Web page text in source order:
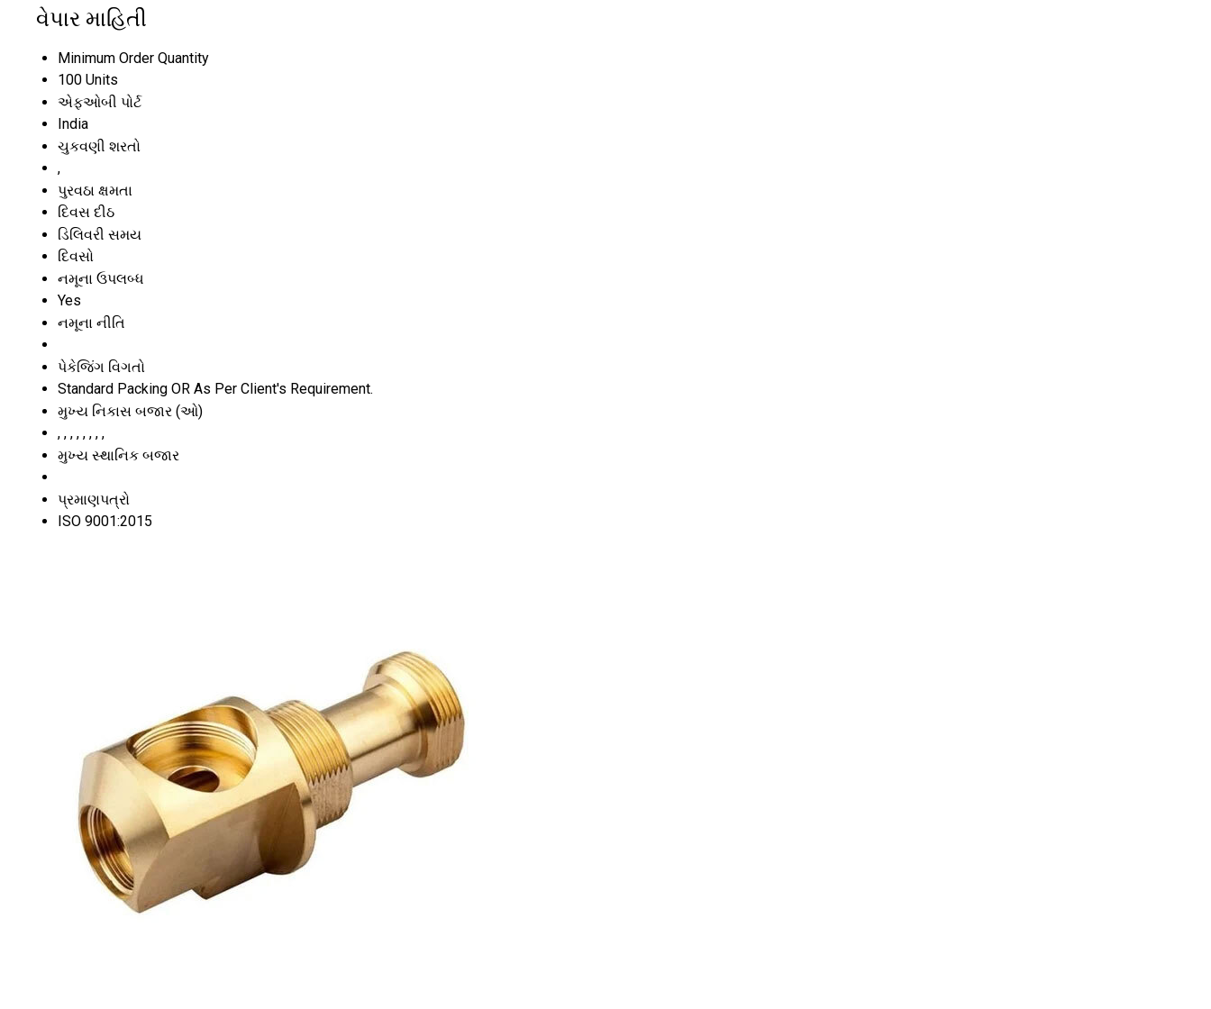
વેપાર માહિતી
Minimum Order Quantity
100 Units
એફઓબી પોર્ટ
India
ચુકવણી શરતો
,
પુરવઠા ક્ષમતા
દિવસ દીઠ
ડિલિવરી સમય
દિવસો
નમૂના ઉપલબ્ધ
Yes
નમૂના નીતિ
પેકેજિંગ વિગતો
Standard Packing OR As Per Client's Requirement.
મુખ્ય નિકાસ બજાર (ઓ)
, , , , , , , ,
મુખ્ય સ્થાનિક બજાર
પ્રમાણપત્રો
ISO 9001:2015